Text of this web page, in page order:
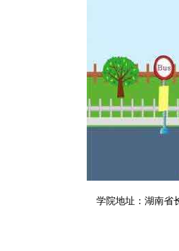
学院地址：湖南省